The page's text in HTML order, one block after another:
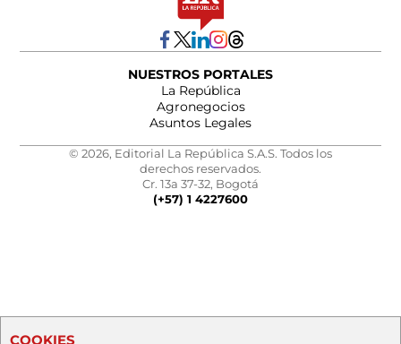
NUESTROS PORTALES
La República
Agronegocios
Asuntos Legales
© 2026, Editorial La República S.A.S. Todos los
derechos reservados.
Cr. 13a 37-32, Bogotá
(+57) 1 4227600
COOKIES